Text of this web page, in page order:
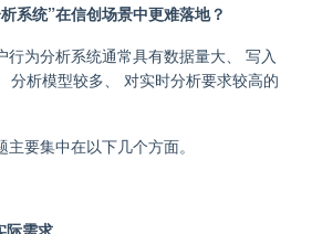
系统”在信创场景中更难落地？
行为分析系统通常具有数据量大
写入
分析模型较多 对实时分析要求较高的
要集中在以下几个方面。
际需求